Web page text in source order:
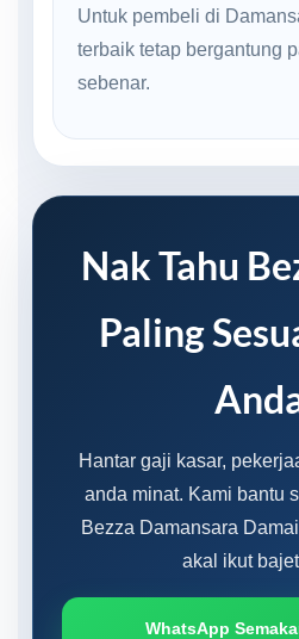
Untuk pembeli di
terbaik tetap bergantung
sebenar.
Nak Tahu
Paling
Hantar gaji kasar,
anda minat. Kami bantu
Bezza Damansara
akal ikut
WhatsApp